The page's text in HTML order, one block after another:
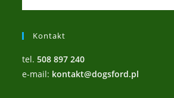
Kontakt
tel.508 897 240
e-mail: kontakt@dogsford.pl